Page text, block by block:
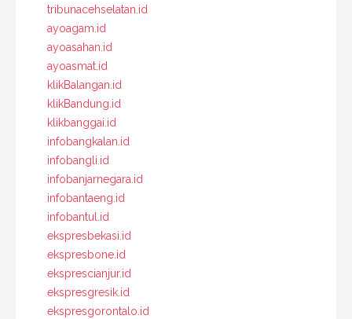
tribunacehselatan.id
ayoagam.id
ayoasahan.id
ayoasmat.id
klikBalangan.id
klikBandung.id
klikbanggai.id
infobangkalan.id
infobangli.id
infobanjarnegara.id
infobantaeng.id
infobantul.id
ekspresbekasi.id
ekspresbone.id
eksprescianjur.id
ekspresgresik.id
ekspresgorontalo.id